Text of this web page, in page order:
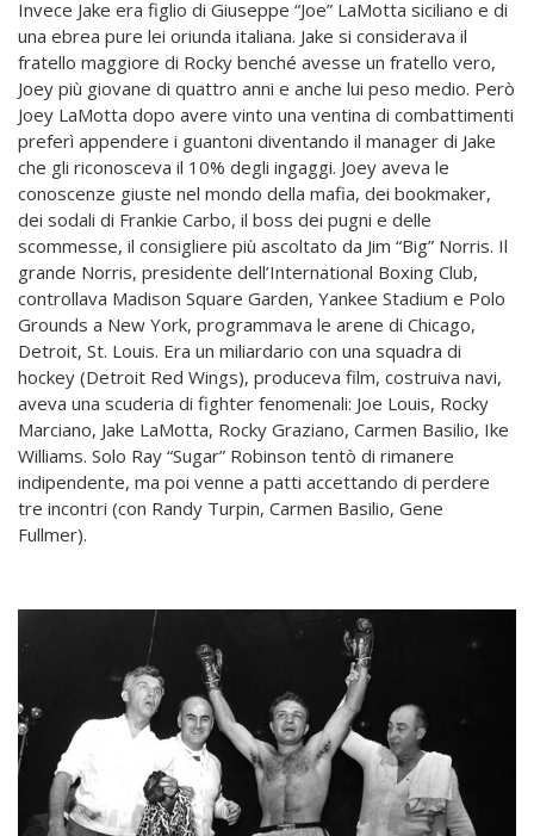
Invece Jake era figlio di Giuseppe “Joe” LaMotta siciliano e di
una ebrea pure lei oriunda italiana. Jake si considerava il
fratello maggiore di Rocky benché avesse un fratello vero,
Joey più giovane di quattro anni e anche lui peso medio. Però
Joey LaMotta dopo avere vinto una ventina di combattimenti
preferì appendere i guantoni diventando il manager di Jake
che gli riconosceva il 10% degli ingaggi. Joey aveva le
conoscenze giuste nel mondo della mafia, dei bookmaker,
dei sodali di Frankie Carbo, il boss dei pugni e delle
scommesse, il consigliere più ascoltato da Jim “Big” Norris. Il
grande Norris, presidente dell’International Boxing Club,
controllava Madison Square Garden, Yankee Stadium e Polo
Grounds a New York, programmava le arene di Chicago,
Detroit, St. Louis. Era un miliardario con una squadra di
hockey (Detroit Red Wings), produceva film, costruiva navi,
aveva una scuderia di fighter fenomenali: Joe Louis, Rocky
Marciano, Jake LaMotta, Rocky Graziano, Carmen Basilio, Ike
Williams. Solo Ray “Sugar” Robinson tentò di rimanere
indipendente, ma poi venne a patti accettando di perdere
tre incontri (con Randy Turpin, Carmen Basilio, Gene
Fullmer).